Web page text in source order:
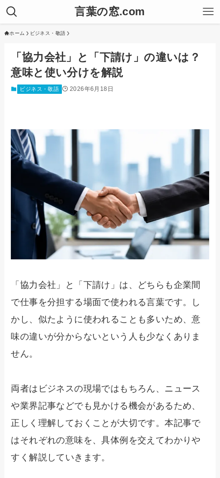
言葉の窓.com
ホーム ビジネス・敬語
「協力会社」と「下請け」の違いは？
意味と使い分けを解説
ビジネス・敬語 2026年6月18日
「協力会社」と「下請け」は、どちらも企業間
で仕事を分担する場面で使われる言葉です。し
かし、似たように使われることも多いため、意
味の違いが分からないという人も少なくありま
せん。
両者はビジネスの現場ではもちろん、ニュース
や業界記事などでも見かける機会があるため、
正しく理解しておくことが大切です。本記事で
はそれぞれの意味を、具体例を交えてわかりや
すく解説していきます。